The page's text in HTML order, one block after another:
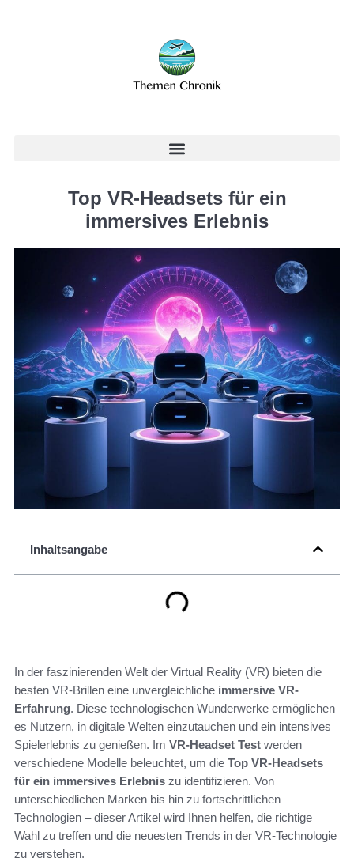
Top VR-Headsets für ein
immersives Erlebnis
Inhaltsangabe
In der faszinierenden Welt der Virtual Reality (VR) bieten die
besten VR-Brillen eine unvergleichliche immersive VR-
Erfahrung. Diese technologischen Wunderwerke ermöglichen
es Nutzern, in digitale Welten einzutauchen und ein intensives
Spielerlebnis zu genießen. Im VR-Headset Test werden
verschiedene Modelle beleuchtet, um die Top VR-Headsets
für ein immersives Erlebnis zu identifizieren. Von
unterschiedlichen Marken bis hin zu fortschrittlichen
Technologien – dieser Artikel wird Ihnen helfen, die richtige
Wahl zu treffen und die neuesten Trends in der VR-Technologie
zu verstehen.